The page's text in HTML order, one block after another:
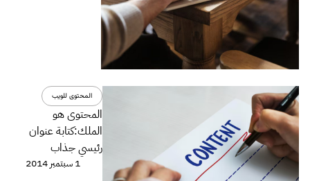
المحتوى للويب
المحتوى هو
الملك:كتابة عنوان
رئيسي جذاب
1 سبتمبر 2014